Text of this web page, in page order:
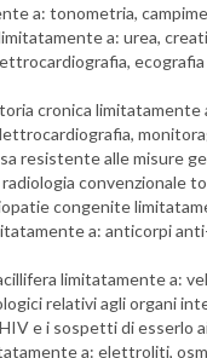
a: tonometria,
a: urea,
cronica
resistente alle misure
convenzionale
congenite
a: anticorpi
limitatamente a:
relativi agli organi
e i sospetti di esserlo
a: elettroliti,